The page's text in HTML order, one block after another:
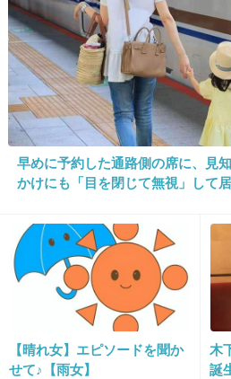
31. 匿名2013/12/04(水) 14:07:36
紗理奈の暴力もひどかった
浮気したから旦那が一方
いな
隣住民から安堵の声
girlschannel.net
鈴木紗理奈の近所での悪評！離婚報道に近
この夫婦、これまでもテラシーの浮気を巡
2006年4月、『週刊ポスト』が、ふたりが
前で、顔面血だらけのテラシーが呆然と立
早めに予約した通路側の席に、見
かけにも「目を閉じて無視」して
奪われた席は、結局“やったもん
ょうか？
【晴れ女】エピソードを聞か
せて♪【雨女】
木
誕